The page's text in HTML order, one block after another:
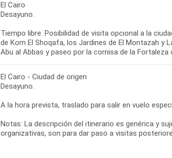
El Cairo
Desayuno.
Tiempo libre. Posibilidad de visita opcional a la
de Kom El Shoqafa, los Jardines de El Montazah y
Abu al Abbas y paseo por la cornisa de la
El Cairo - Ciudad de origen
Desayuno.
A la hora prevista, traslado para salir en vuelo
Notas: La descripción del itinerario es genérica y
organizativas, son para dar paso a visitas